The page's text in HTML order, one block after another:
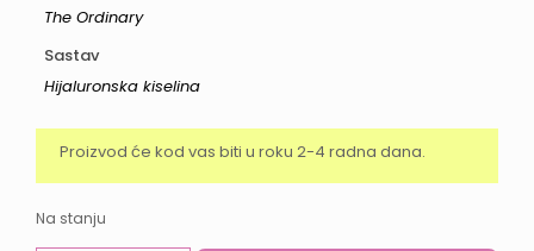
The Ordinary
Sastav
Hijaluronska kiselina
Proizvod će kod vas biti u roku 2-4 radna dana.
Na stanju